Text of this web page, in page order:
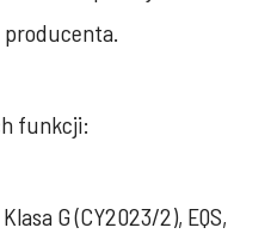
funkcji:
G (CY2023/2), EQS,